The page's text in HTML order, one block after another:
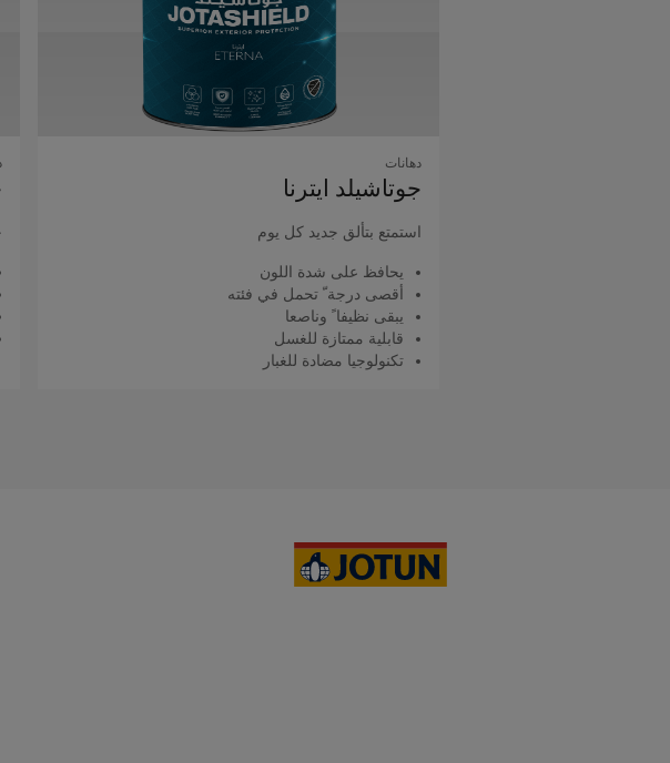
دهانات
جوتاشيلد اﻳﺘﺮﻧﺎ
استمتع بتألق جديد كل يوم
يحافظ على شدة اللون
أقصى درجة ّ تحمل في فئته
يبقى نظيفا ً وناصعا
قابلية ممتازة للغسل
تكنولوجيا مضادة للغبار